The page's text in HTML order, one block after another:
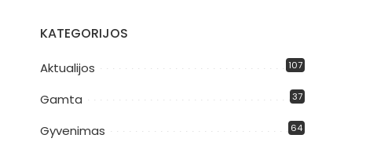
KATEGORIJOS
Aktualijos 107
Gamta 37
Gyvenimas 64